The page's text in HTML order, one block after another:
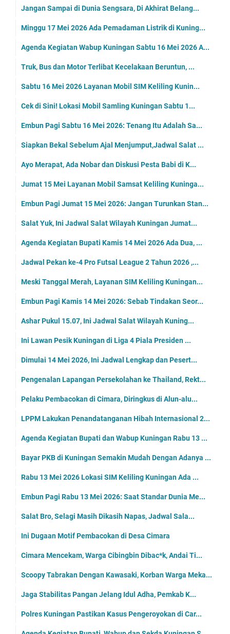
Jangan Sampai di Dunia Sengsara, Di Akhirat Belang...
Minggu 17 Mei 2026 Ada Pemadaman Listrik di Kuning...
Agenda Kegiatan Wabup Kuningan Sabtu 16 Mei 2026 A...
Truk, Bus dan Motor Terlibat Kecelakaan Beruntun, ...
Sabtu 16 Mei 2026 Layanan Mobil SIM Keliling Kunin...
Cek di Sini! Lokasi Mobil Samling Kuningan Sabtu 1...
Embun Pagi Sabtu 16 Mei 2026: Tenang Itu Adalah Sa...
Siapkan Bekal Sebelum Ajal Menjumput,Jadwal Salat ...
Ayo Merapat, Ada Nobar dan Diskusi Pesta Babi di K...
Jumat 15 Mei Layanan Mobil Samsat Keliling Kuninga...
Embun Pagi Jumat 15 Mei 2026: Jangan Turunkan Stan...
Salat Yuk, Ini Jadwal Salat Wilayah Kuningan Jumat...
Agenda Kegiatan Bupati Kamis 14 Mei 2026 Ada Dua, ...
Jadwal Pekan ke-4 Pro Futsal League 2 Tahun 2026 ,...
Meski Tanggal Merah, Layanan SIM Keliling Kuningan...
Embun Pagi Kamis 14 Mei 2026: Sebab Tindakan Seor...
Ashar Pukul 15.07, Ini Jadwal Salat Wilayah Kuning...
Ini Lawan Pesik Kuningan di Liga 4 Piala Presiden ...
Dimulai 14 Mei 2026, Ini Jadwal Lengkap dan Pesert...
Pengenalan Lapangan Persekolahan ke Thailand, Rekt...
Pelaku Pembacokan di Cimara, Diringkus di Alun-alu...
LPPM Lakukan Penandatanganan Hibah Internasional 2...
Agenda Kegiatan Bupati dan Wabup Kuningan Rabu 13 ...
Bayar PKB di Kuningan Semakin Mudah Dengan Adanya ...
Rabu 13 Mei 2026 Lokasi SIM Keliling Kuningan Ada ...
Embun Pagi Rabu 13 Mei 2026: Saat Standar Dunia Me...
Salat Bro, Selagi Masih Dikasih Napas, Jadwal Sala...
Ini Dugaan Motif Pembacokan di Desa Cimara
Cimara Mencekam, Warga Cibingbin Dibac*k, Andai Ti...
Scoopy Tabrakan Dengan Kawasaki, Korban Warga Meka...
Jaga Stabilitas Pangan Jelang Idul Adha, Pemkab K...
Polres Kuningan Pastikan Kasus Pengeroyokan di Car...